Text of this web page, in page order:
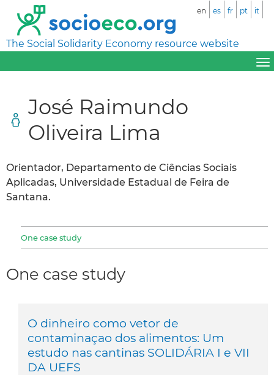
The Social Solidarity Economy resource website
en es fr pt it
José Raimundo
Oliveira Lima
Orientador, Departamento de Ciências Sociais
Aplicadas, Universidade Estadual de Feira de
Santana.
One case study
One case study
O dinheiro como vetor de
contaminaçao dos alimentos: Um
estudo nas cantinas SOLIDÁRIA I e VII
DA UEFS